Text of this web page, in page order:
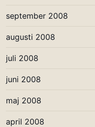
september 2008
augusti 2008
juli 2008
juni 2008
maj 2008
april 2008